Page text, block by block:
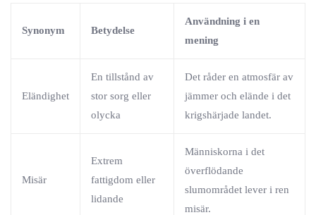
Synonym Betydelse
Användning i en
mening
Eländighet
En tillstånd av
stor sorg eller
olycka
Det råder en atmosfär av
jämmer och elände i det
krigshärjade landet.
Misär
Extrem
fattigdom eller
lidande
Människorna i det
överflödande
slumområdet lever i ren
misär.